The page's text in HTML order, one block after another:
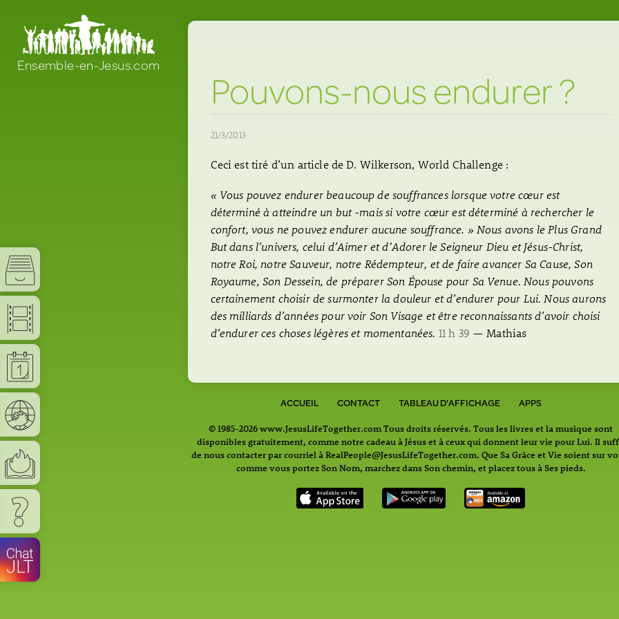
Pouvons-nous endurer ?
21/3/2013
Ceci est tiré d’un article de D. Wilkerson, World Challenge :
« Vous pouvez endurer beaucoup de souffrances lorsque votre cœur est
déterminé à atteindre un but -mais si votre cœur est déterminé à rechercher le
confort, vous ne pouvez endurer aucune souffrance. » Nous avons le Plus Grand
But dans l’univers, celui d’Aimer et d’Adorer le Seigneur Dieu et Jésus-Christ,
notre Roi, notre Sauveur, notre Rédempteur, et de faire avancer Sa Cause, Son
Royaume, Son Dessein, de préparer Son Épouse pour Sa Venue. Nous pouvons
certainement choisir de surmonter la douleur et d’endurer pour Lui. Nous aurons
des milliards d’années pour voir Son Visage et être reconnaissants d’avoir choisi
d’endurer ces choses légères et momentanées. 11 h 39 — Mathias
ACCUEIL CONTACT TABLEAU D'AFFICHAGE APPS
© 1985-2026 www.JesusLifeTogether.com Tous droits réservés. Tous les livres et la musique sont
disponibles gratuitement, comme notre cadeau à Jésus et à ceux qui donnent leur vie pour Lui. Il
de nous contacter par courriel à RealPeople@JesusLifeTogether.com. Que Sa Grâce et Vie soient sur
comme vous portez Son Nom, marchez dans Son chemin, et placez tous à Ses pieds.
Ensemble-en-Jesus.com